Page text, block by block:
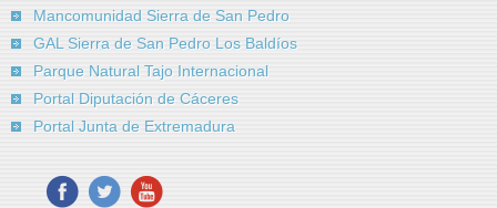
Mancomunidad Sierra de San Pedro
GAL Sierra de San Pedro Los Baldíos
Parque Natural Tajo Internacional
Portal Diputación de Cáceres
Portal Junta de Extremadura